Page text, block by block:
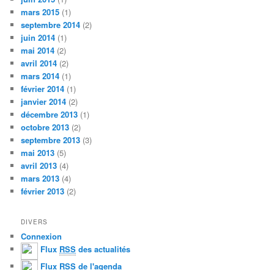
mars 2015 (1)
septembre 2014 (2)
juin 2014 (1)
mai 2014 (2)
avril 2014 (2)
mars 2014 (1)
février 2014 (1)
janvier 2014 (2)
décembre 2013 (1)
octobre 2013 (2)
septembre 2013 (3)
mai 2013 (5)
avril 2013 (4)
mars 2013 (4)
février 2013 (2)
DIVERS
Connexion
Flux RSS des actualités
Flux RSS de l'agenda